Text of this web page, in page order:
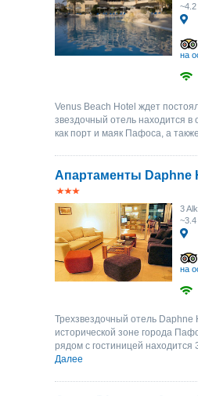
на
Venus Beach Hotel ждет
звездочный отель находится в
как порт и маяк Пафоса, а
Апартаменты Daphne
3
на
Трехзвездочный отель
исторической зоне города
рядом с гостиницей
Далее